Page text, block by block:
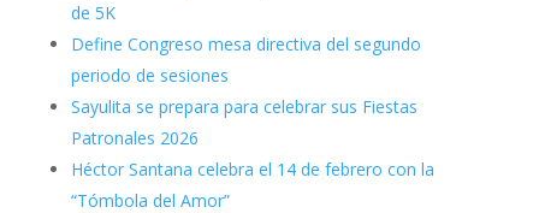
de 5K
Define Congreso mesa directiva del segundo
periodo de sesiones
Sayulita se prepara para celebrar sus Fiestas
Patronales 2026
Héctor Santana celebra el 14 de febrero con la
“Tómbola del Amor”